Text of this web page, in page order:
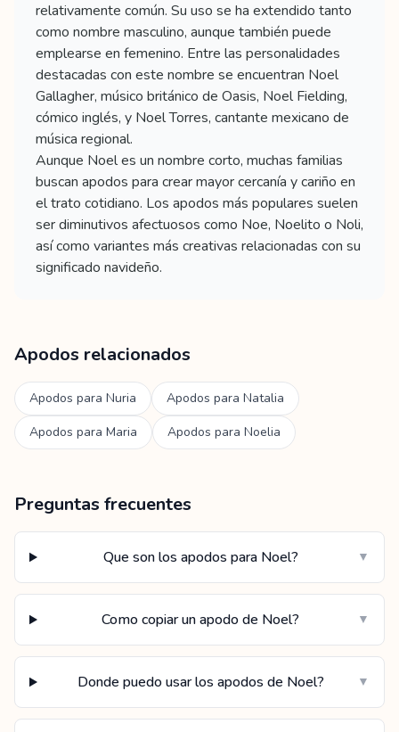
relativamente común. Su uso se ha extendido tanto
como nombre masculino, aunque también puede
emplearse en femenino. Entre las personalidades
destacadas con este nombre se encuentran Noel
Gallagher, músico británico de Oasis, Noel Fielding,
cómico inglés, y Noel Torres, cantante mexicano de
música regional.
Aunque Noel es un nombre corto, muchas familias
buscan apodos para crear mayor cercanía y cariño en
el trato cotidiano. Los apodos más populares suelen
ser diminutivos afectuosos como Noe, Noelito o Noli,
así como variantes más creativas relacionadas con su
significado navideño.
Apodos relacionados
Apodos para Nuria Apodos para Natalia
Apodos para Maria Apodos para Noelia
Preguntas frecuentes
Que son los apodos para Noel? ▼
Como copiar un apodo de Noel? ▼
Donde puedo usar los apodos de Noel? ▼